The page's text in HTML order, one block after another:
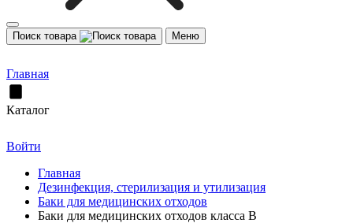
Поиск товара Меню
Главная
Каталог
Войти
Главная
Дезинфекция, стерилизация и утилизация
Баки для медицинских отходов
Баки для медицинских отходов класса В